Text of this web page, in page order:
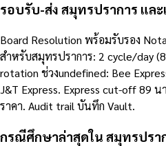
รอบรับ-ส่ง สมุทรปราการ แล
Board Resolution พร้อมรับรอง
สำหรับสมุทรปราการ: 2 cycle/day
rotation ช่วงundefined: Bee
J&T Express. Express cut-off 89
ราคา. Audit trail บันทึก Vault.
กรณีศึกษาล่าสุดใน สมุทรปรา